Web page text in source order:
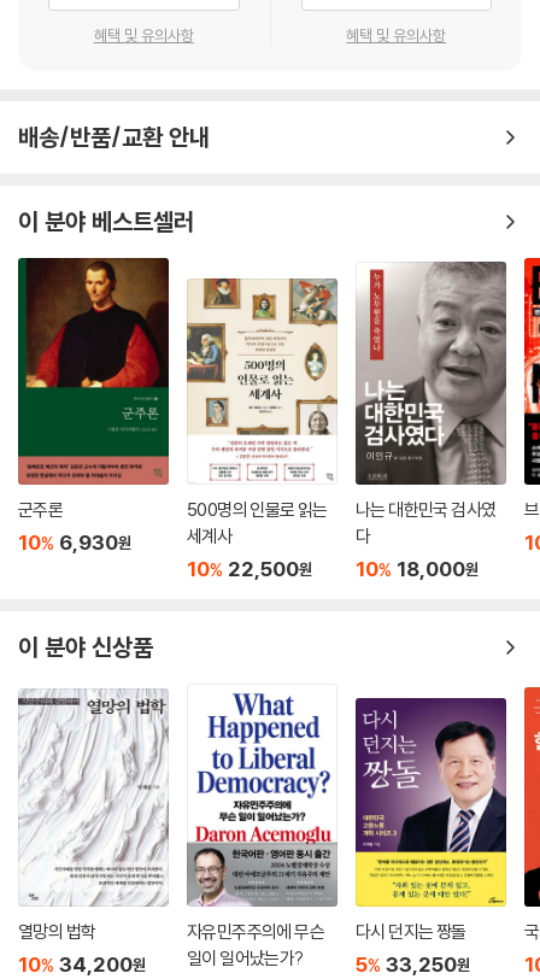
스스로 사고하고, 다른 사람 의견을 경청하고, 존중하고 배려하며 공감의
신 의사’ 운운하는 의사들이나 선민의식과 특권의식에 절어 있는 판검사들
은 민주시민교육을 제대로 받지 못한 교육이 낳은 부끄러운 성적표다.
학교를 소송 전쟁에 시달리게 만든 교육의 사법화, 사교육 확대, 학폭 증
가, 교권 추락, 행정업무 중심 학교 운영, 청소년 자해·자살 증가, 교육격차
심화 등 오늘날 우리가 직면한 총체적 교육 붕괴 상황의 유일한 원인은 아
니지만 근원적이고 중요한 원인 중 하나가 바로 교사들의 정치기본권을 봉
쇄한 것이라 할 수 있다.
--- p.144
가장 직접적 당사자인 교사들이 교육정책이나 예산, 관련 입법 과정에 참
여하지 못함으로써 느끼는 좌절감과 자괴감은 교사 사회 내 무력감과 냉소
주의를 일상화하게 한다. 이것만이 아니다. 참여가 배제된 교육행정 문화
는 필연적으로 수직적이고 일방적 정책 집행 관행을 고착화시키는 원인이
된다. 이제 교사는 교육전문가가 아니라 말단 행정 실행자처럼 위치지어진
다.
아이들이 공교육을 통해 사회 구성원으로 살아가는 데 필요한 역량, 태도,
도록 하는 일은 매우 필요하고도 중요한 일이다. 선거법 개정으로 만 18세
투표권이 보장되어 아이들은 고3이거나 고등학교 졸업 직후 모두 유권자
가 된다. 이런 아이들이 행사하는 투표권이 우리 사회 정치 수준을 결정한
다. 이런 이유로 OECD 많은 나라들에서는 학교 교육과정으로 모의선거를
실시하고 있다. 이들 나라에서 실시하는 모의선거는 가상의 후보를 두고
하는 것이 아니라 실제 선거 시기 직전에, 실제 출마한 후보자들과 그 공약
을 가지고 수업 시간에 분석하고 토론하며 학생들 스스로 선거관리위원회
를 구성해 모의선거 투·개표과정을 운영한다.
--- p.146
강민정은 80년대 초 엄혹한 시대 서울대학교 사범대학에 입학했다. 서울
대 최초로 구성된 여학생 시위팀을 꾸려 반독재 민주화를 요구하는 학내
화운동에 여러 형태로 참여했다. 결혼 3개월 만에 수배되어 가족과 떨어져
울에서도 시작되자 강민정은 교육다운 교육을 꿈꾸는 동료 교사들과 함께
인 것이 자랑스럽고 행복한 일이라 느낀 시간이라 회고한다. 교사 생활을
마친 뒤 그는 곽노현 전 교육감을 비롯해 서울 혁신교육의 주체들이 만든
‘징검다리교육공동체’ 활동을 시작했다. 이곳에서 그는 민주시민교육과 교
사정치기본권 운동 등 폭넓은 활동을 전개하며 우리 교육의 올바른 길을
모색한다.
국회 입성 뒤 강민정은 국회 교육위원회 활동을 중심으로 국회 운영위와
예결위까지 3개 상임위에 소속되어 활발한 활동을 벌이는데, 하나만 맡아
도 쉽지 않은 상임위 활동을 세 개 동시에 하는 일은 극히 드문 경우였다.
하지만 교사 출신 국회의원으로 강민정이 4년 내내 가장 심혈을 기울인 일
은 교육 관련 입법 활동이었다. 교사정치기본권 보장 입법, 사립학교법 개
에 잘 전하고자 했다. 국정감사 역사상 최초로 고등학생과 지방대 학생을
국감장 증인으로 불러 교육위원회와 교육부 장관, 고위관료들에게 교육 당
사자인 학생들의 생생한 목소리를 듣게 했으며 2022년 대선 시기에는 ‘대
선교육유세단’을 조직해 20일간 전국 5천 킬로미터를 순회하며 교육 현장
의 목소리를 청취하고 유세하는 등 학생 중심 교육정책을 반영하려 노력했
다.
강민정은 교육 관련 활동뿐만 아니라 다양한 사회 개혁 과제에도 관심을
기울이며 적극적으로 참여해 활동했다. 민주당 내 민생현장지원조직인 ‘을
지로위원회’ 소속 의원으로 누구보다도 노동 인권과 장애 인권 현안에 진
심어린 참여로 도움이 되고자 했고, 도크 꼭대기까지 직접 올라가 고공농
성 중인 노동자를 위로하고 현장 목소리를 직접 듣고자 했다. 그 밖에도 중
록이 보여주듯 국회의원 4년 동안 공적 차원에서 안 해본 일이 없을 만큼
교육계는 그가 있음에 다행스럽고 든든하다.
상에서 살아 숨 쉬는 세상을 바라는 모든 이들에게 이 책은 깊은 울림을 전
할 것이다. 교실 한 모퉁이에서 시작된 한 사람의 걸음이 국회라는 큰 광장
에 닿기까지, 그 길에는 교육의 힘을 굳게 믿었던 수많은 이들의 발자국이
함께했다. 나는 그 길이 한국 민주주의의 또 다른 희망의 길이 되리라 믿어
의심치 않는다.
- 조희연 (전 서울특별시 교육감)
교사에 대한 존경이 무너진 교실에서 교사와 학생 모두가 서로를 존중하는
교육 문화의 길은 멀게만 보인다. 교육과정이 인간지능이 아니라 인공지능
에만 몰입하고 있으니, 이제 교육은 기술논리에 식민화될 처지다. 이 상황
에서 교사 출신 국회의원 강민정의 경험과 성찰이 우리에게 아주 작은 희
- 박구용 (전남대학교 교수)
강민정은 그 귀한 교사 출신 국회의원으로 자신이 겪은 일과 한 일을 정리
해 책으로 펴냈다. 해답은 늘 현장에 있다. 자신의 일에 애정을 가진 교사와
대화해보면 교육현장에 얼마나 문제가 많은지, 또 그것을 어떻게 풀면 좋
을지 그 대안도 함께 들을 수 있다. 우리에게는 더 많은 교사 출신 정치가가
필요하다.
- 박태웅 (녹서포럼 의장)
평교사 출신 국회의원이 된 강민정은 교육현장과 교육 전문성을 지닌 교사
들의 참여가 배제된 정치에 교육현장의 목소리를 전달하고, 교육문제에 대
혜택 및 유의사항 혜택 및 유의사항
배송/반품/교환 안내
이 분야 베스트셀러
군주론
10% 6,930원
500명의 인물로 읽는
세계사
10% 22,500원
나는 대한민국 검사였
다
10% 18,000원
이 분야 신상품
열망의 법학
10% 34,200원
자유민주주의에 무슨
일이 일어났는가?
다시 던지는 짱돌
5% 33,250원